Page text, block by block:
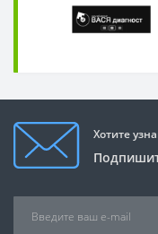
Хотите